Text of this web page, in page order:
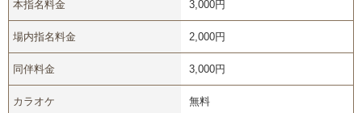
本指名料金 3,000円
場内指名料金 2,000円
同伴料金 3,000円
カラオケ 無料